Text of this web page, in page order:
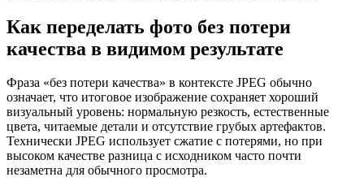
Как переделать фото без потери
качества в видимом результате
Фраза «без потери качества» в контексте JPEG обычно
означает, что итоговое изображение сохраняет хороший
визуальный уровень: нормальную резкость, естественные
цвета, читаемые детали и отсутствие грубых артефактов.
Технически JPEG использует сжатие с потерями, но при
высоком качестве разница с исходником часто почти
незаметна для обычного просмотра.